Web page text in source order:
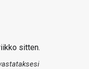
sitten.